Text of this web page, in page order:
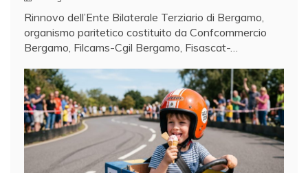
Rinnovo dell’Ente Bilaterale Terziario di Bergamo,
organismo paritetico costituito da Confcommercio
Bergamo, Filcams-Cgil Bergamo, Fisascat-…